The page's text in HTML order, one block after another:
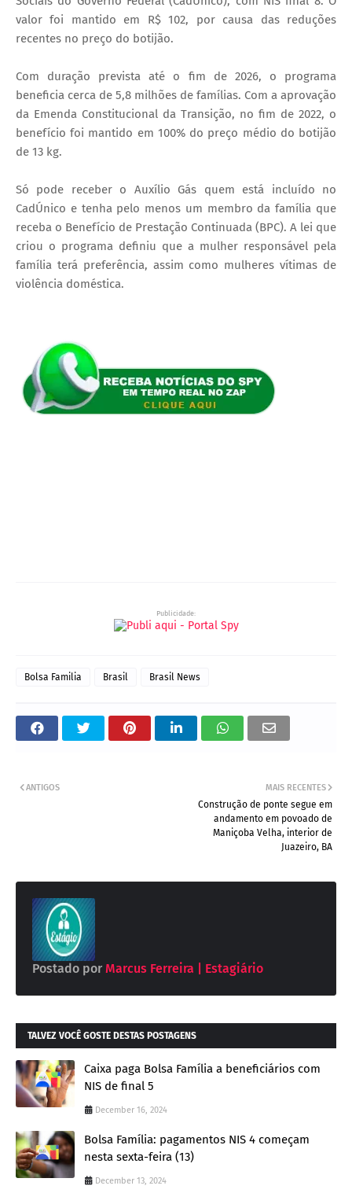
valor foi mantido em R$ 102, por causa das reduções
recentes no preço do botijão.
Com duração prevista até o fim de 2026, o programa
beneficia cerca de 5,8 milhões de famílias. Com a aprovação
da Emenda Constitucional da Transição, no fim de 2022, o
benefício foi mantido em 100% do preço médio do botijão
de 13 kg.
Só pode receber o Auxílio Gás quem está incluído no
CadÚnico e tenha pelo menos um membro da família que
receba o Benefício de Prestação Continuada (BPC). A lei que
criou o programa definiu que a mulher responsável pela
família terá preferência, assim como mulheres vítimas de
violência doméstica.
Publicidade:
Bolsa Familia Brasil Brasil News
MAIS RECENTES
Construção de ponte segue em
andamento em povoado de
Maniçoba Velha, interior de
Juazeiro, BA
ANTIGOS
Postado por Marcus Ferreira | Estagiário
TALVEZ VOCÊ GOSTE DESTAS POSTAGENS
Caixa paga Bolsa Família a beneficiários com
NIS de final 5
December 16, 2024
Bolsa Família: pagamentos NIS 4 começam
nesta sexta-feira (13)
December 13, 2024